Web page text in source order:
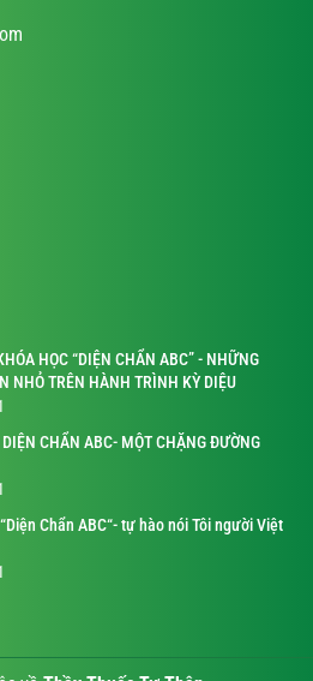
HỌC “DIỆN CHẨN ABC” - NHỮNG
NHỎ TRÊN HÀNH TRÌNH KỲ DIỆU
DIỆN CHẨN ABC- MỘT CHẶNG ĐƯỜNG
Chẩn ABC“- tự hào nói Tôi người Việt